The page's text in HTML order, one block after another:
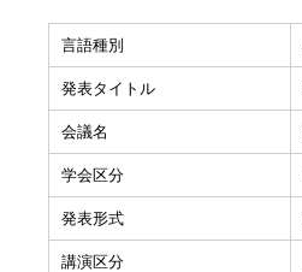
言語種別
発表タイトル
会議名
学会区分
発表形式
講演区分